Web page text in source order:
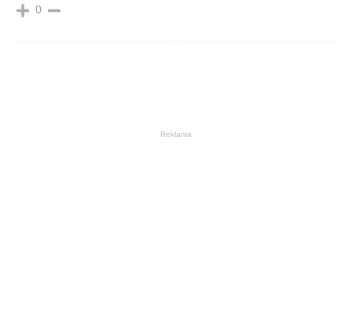
0
Reklama